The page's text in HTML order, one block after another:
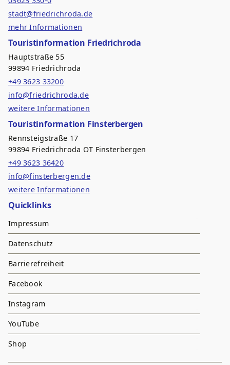
stadt@friedrichroda.de
mehr Informationen
Touristinformation Friedrichroda
Hauptstraße 55
99894 Friedrichroda
+49 3623 33200
info@friedrichroda.de
weitere Informationen
Touristinformation Finsterbergen
Rennsteigstraße 17
99894 Friedrichroda OT Finsterbergen
+49 3623 36420
info@finsterbergen.de
weitere Informationen
Quicklinks
Impressum
Datenschutz
Barrierefreiheit
Facebook
Instagram
YouTube
Shop